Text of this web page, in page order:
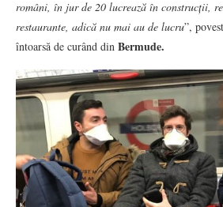
români, în jur de 20 lucrează în construcții,
restaurante, adică nu mai au de lucru”,
întoarsă de curând din Bermude.